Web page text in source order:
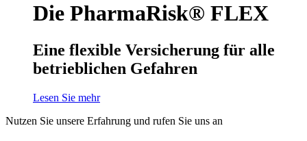
Die PharmaRisk® FLEX
Eine flexible Versicherung für alle
betrieblichen Gefahren
Lesen Sie mehr
Nutzen Sie unsere Erfahrung und rufen Sie uns an